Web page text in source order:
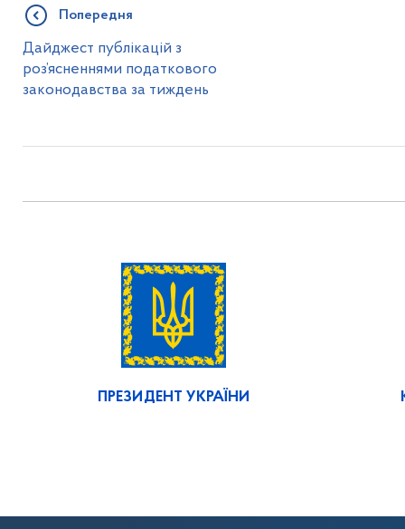
Попередня
Дайджест публікацій з
роз’ясненнями податкового
законодавства за тиждень
ПРЕЗИДЕНТ УКРАЇНИ